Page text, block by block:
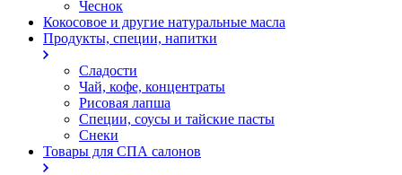
Чеснок
Кокосовое и другие натуральные масла
Продукты, специи, напитки
Сладости
Чай, кофе, концентраты
Рисовая лапша
Специи, соусы и тайские пасты
Снеки
Товары для СПА салонов